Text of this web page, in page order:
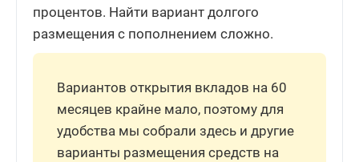
процентов. Найти вариант долгого
размещения с пополнением сложно.
Вариантов открытия вкладов на 60
месяцев крайне мало, поэтому для
удобства мы собрали здесь и другие
варианты размещения средств на